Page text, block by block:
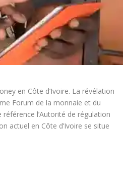
en Côte d’Ivoire. La révélation
Forum de la monnaie et du
l’Autorité de régulation
actuel en Côte d’Ivoire se situe